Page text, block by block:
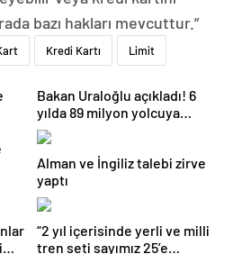
bazı hakları mevcuttur.”
Kredi Kartı Limit
Bakan Uraloğlu açıkladı! 6
yılda 89 milyon yolcuya
hizmet verdi
Alman ve İngiliz talebi zirve
yaptı
“2 yıl içerisinde yerli ve milli
tren seti sayımız 25’e